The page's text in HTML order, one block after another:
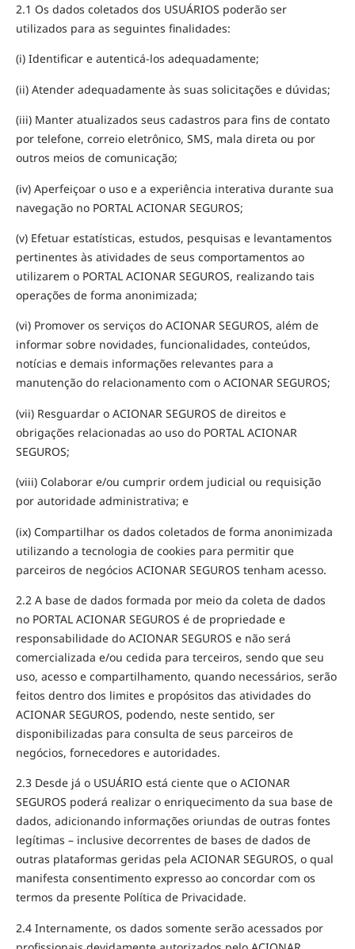
2.1 Os dados coletados dos USUÁRIOS poderão ser
utilizados para as seguintes finalidades:
(i) Identificar e autenticá-los adequadamente;
(ii) Atender adequadamente às suas solicitações e dúvidas;
(iii) Manter atualizados seus cadastros para fins de contato
por telefone, correio eletrônico, SMS, mala direta ou por
outros meios de comunicação;
(iv) Aperfeiçoar o uso e a experiência interativa durante sua
navegação no PORTAL ACIONAR SEGUROS;
(v) Efetuar estatísticas, estudos, pesquisas e levantamentos
pertinentes às atividades de seus comportamentos ao
utilizarem o PORTAL ACIONAR SEGUROS, realizando tais
operações de forma anonimizada;
(vi) Promover os serviços do ACIONAR SEGUROS, além de
informar sobre novidades, funcionalidades, conteúdos,
notícias e demais informações relevantes para a
manutenção do relacionamento com o ACIONAR SEGUROS;
(vii) Resguardar o ACIONAR SEGUROS de direitos e
obrigações relacionadas ao uso do PORTAL ACIONAR
SEGUROS;
(viii) Colaborar e/ou cumprir ordem judicial ou requisição
por autoridade administrativa; e
(ix) Compartilhar os dados coletados de forma anonimizada
utilizando a tecnologia de cookies para permitir que
parceiros de negócios ACIONAR SEGUROS tenham acesso.
2.2 A base de dados formada por meio da coleta de dados
no PORTAL ACIONAR SEGUROS é de propriedade e
responsabilidade do ACIONAR SEGUROS e não será
comercializada e/ou cedida para terceiros, sendo que seu
uso, acesso e compartilhamento, quando necessários, serão
feitos dentro dos limites e propósitos das atividades do
ACIONAR SEGUROS, podendo, neste sentido, ser
disponibilizadas para consulta de seus parceiros de
negócios, fornecedores e autoridades.
2.3 Desde já o USUÁRIO está ciente que o ACIONAR
SEGUROS poderá realizar o enriquecimento da sua base de
dados, adicionando informações oriundas de outras fontes
legítimas – inclusive decorrentes de bases de dados de
outras plataformas geridas pela ACIONAR SEGUROS, o qual
manifesta consentimento expresso ao concordar com os
termos da presente Política de Privacidade.
2.4 Internamente, os dados somente serão acessados por